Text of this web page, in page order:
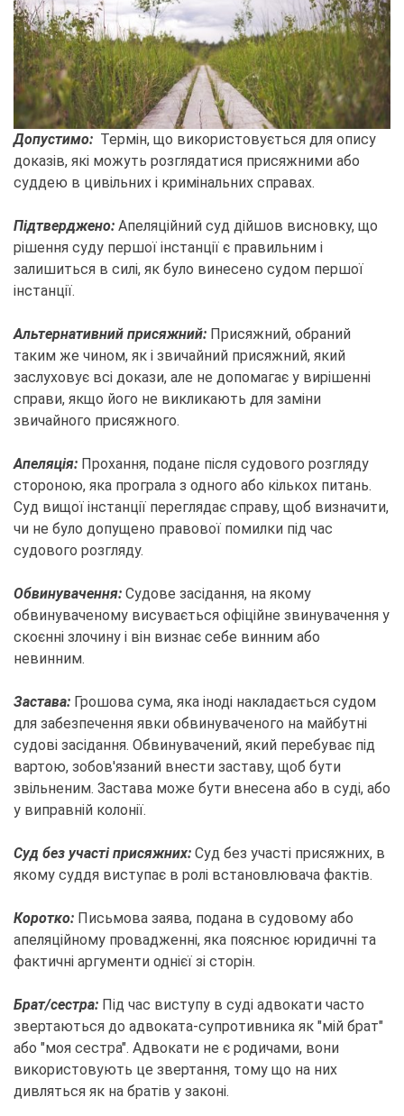
Допустимо: Термін, що використовується для опису
доказів, які можуть розглядатися присяжними або
суддею в цивільних і кримінальних справах.
Підтверджено: Апеляційний суд дійшов висновку, що
рішення суду першої інстанції є правильним і
залишиться в силі, як було винесено судом першої
інстанції.
Альтернативний присяжний: Присяжний, обраний
таким же чином, як і звичайний присяжний, який
заслуховує всі докази, але не допомагає у вирішенні
справи, якщо його не викликають для заміни
звичайного присяжного.
Апеляція: Прохання, подане після судового розгляду
стороною, яка програла з одного або кількох питань.
Суд вищої інстанції переглядає справу, щоб визначити,
чи не було допущено правової помилки під час
судового розгляду.
Обвинувачення: Судове засідання, на якому
обвинуваченому висувається офіційне звинувачення у
скоєнні злочину і він визнає себе винним або
невинним.
Застава: Грошова сума, яка іноді накладається судом
для забезпечення явки обвинуваченого на майбутні
судові засідання. Обвинувачений, який перебуває під
вартою, зобов'язаний внести заставу, щоб бути
звільненим. Застава може бути внесена або в суді, або
у виправній колонії.
Суд без участі присяжних: Суд без участі присяжних, в
якому суддя виступає в ролі встановлювача фактів.
Коротко: Письмова заява, подана в судовому або
апеляційному провадженні, яка пояснює юридичні та
фактичні аргументи однієї зі сторін.
Брат/сестра: Під час виступу в суді адвокати часто
звертаються до адвоката-супротивника як "мій брат"
або "моя сестра". Адвокати не є родичами, вони
використовують це звертання, тому що на них
дивляться як на братів у законі.